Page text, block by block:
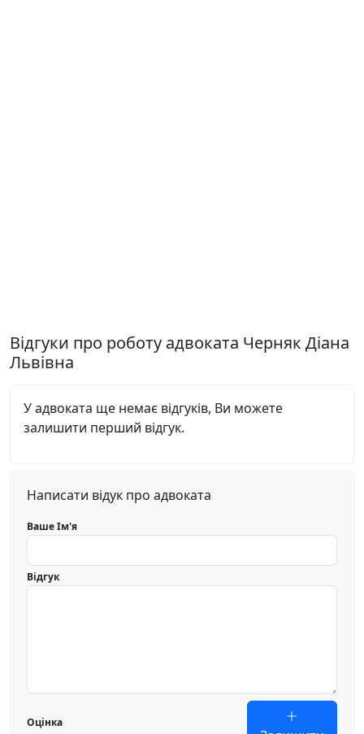
Відгуки про роботу адвоката Черняк Діана
Львівна
У адвоката ще немає відгуків, Ви можете
залишити перший відгук.
Написати відук про адвоката
Ваше Ім'я
Відгук
Оцінка